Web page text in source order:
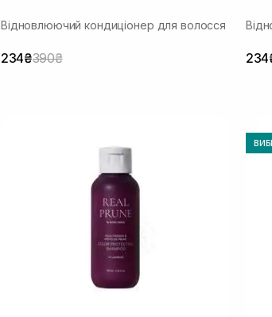
Відновлюючий кондиціонер для волосся
234₴390₴